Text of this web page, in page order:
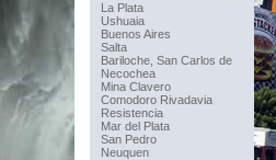
La Plata
Ushuaia
Buenos Aires
Salta
Bariloche, San Carlos de
Necochea
Mina Clavero
Comodoro Rivadavia
Resistencia
Mar del Plata
San Pedro
Neuquen